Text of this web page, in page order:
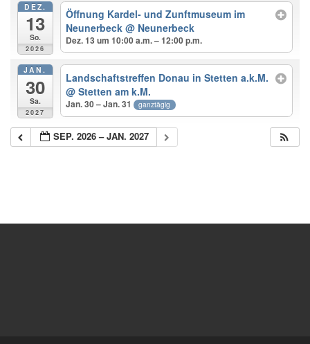
DEZ.
13
So.
2026
Öffnung Kardel- und Zunftmuseum im
Neunerbeck@ Neunerbeck
Dez. 13 um 10:00 a.m. – 12:00 p.m.
JAN.
30
Sa.
2027
Landschaftstreffen Donau in Stetten a.k.M.
@ Stetten am k.M.
Jan. 30 – Jan. 31 ganztägig
SEP. 2026 – JAN. 2027